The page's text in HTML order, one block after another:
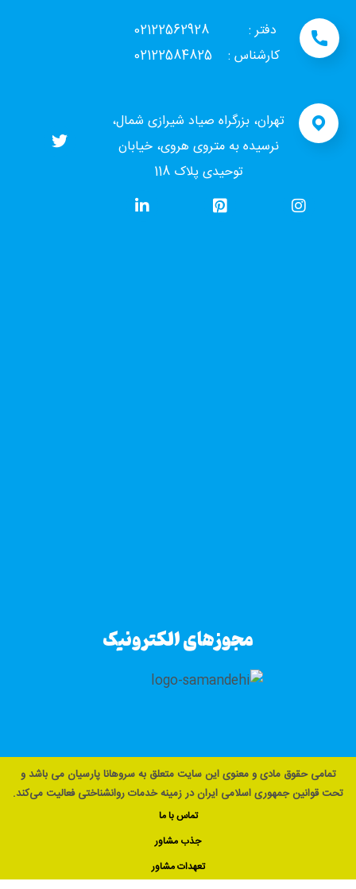
دفتر : 02122562928
کارشناس : 02122584825
تهران، بزرگراه صیاد شیرازی شمال،
نرسیده به متروی هروی، خیابان
توحیدی پلاک 118
مجوزهای الکترونیک
تمامی حقوق مادی و معنوی این سایت متعلق به سروهانا پارسیان می باشد و
تحت قوانین جمهوری اسلامی ایران در زمینه خدمات روانشناختی فعالیت می‌کند.
تماس با ما
جذب مشاور
تعهدات مشاور